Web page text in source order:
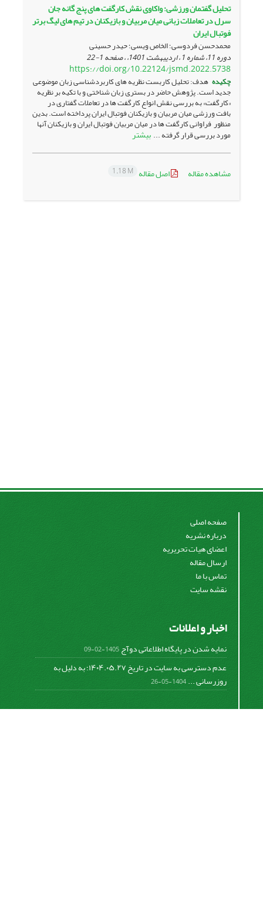
تحلیل گفتمان ورزشی: واکاوی نقش کارگفت های پنج گانه جان
سرل در تعاملات زبانی میان مربیان و بازیکنان در تیم های لیگ برتر
فوتبال ایران
محمدحسن فردوسی؛ الخاص ویسی؛ حیدر حسینی
دوره 11، شماره 1 ، اردیبهشت 1401، ، صفحه 1-22
https://doi.org/10.22124/jsmd.2022.5738
چکیده هدف: تحلیل کاربست نظریه های کاربردشناسی زبان موضوعی
جدید است. پژوهش حاضر در بستری زبان شناختی و با تکیه بر نظریه
«کارگفت» به بررسی نقش انواع کارگفت ها در تعاملات گفتاری در
بافت ورزشی میان مربیان و بازیکنان فوتبال ایران پرداخته است. بدین
منظور فراوانی کارگفت ها در میان مربیان فوتبال ایران و بازیکنان آنها
مورد بررسی قرار گرفته ... بیشتر
مشاهده مقاله اصل مقاله 1.18 M
صفحه اصلی
درباره نشریه
اعضای هیات تحریریه
ارسال مقاله
تماس با ما
نقشه سایت
اخبار و اعلانات
نمایه شدن در پایگاه اطلاعاتی دوآج1405-02-09
عدم دسترسی به سایت در تاریخ ۱۴۰۴.۰۵.۲۷؛ به دلیل به
روزرسانی ...1404-05-26